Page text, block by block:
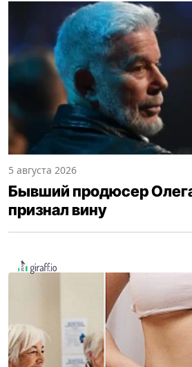
5 августа 2026
Бывший продюсер
признал вину